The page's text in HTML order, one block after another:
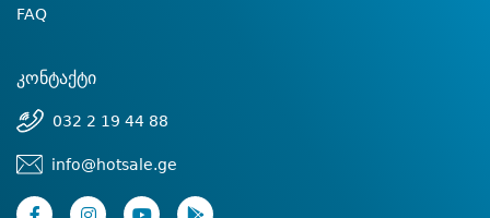
FAQ
კონტაქტი
032 2 19 44 88
info@hotsale.ge